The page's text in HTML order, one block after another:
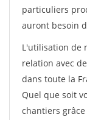
particuliers
auront besoin
L'utilisation de
relation avec
dans toute la
Quel que soit
chantiers grâce